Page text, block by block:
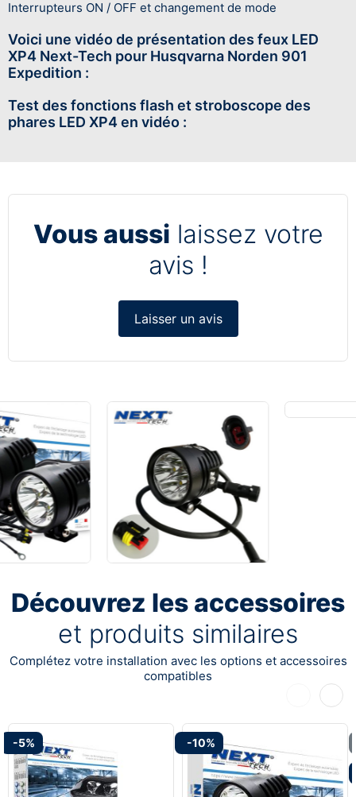
Interrupteurs ON / OFF et changement de mode
Voici une vidéo de présentation des feux LED
XP4 Next-Tech pour Husqvarna Norden 901
Expedition :
Test des fonctions flash et stroboscope des
phares LED XP4 en vidéo :
Vous aussi laissez votre
avis !
Laisser un avis
Découvrez les accessoires
et produits similaires
Complétez votre installation avec les options et accessoires
compatibles
Précédent
-5% -10%